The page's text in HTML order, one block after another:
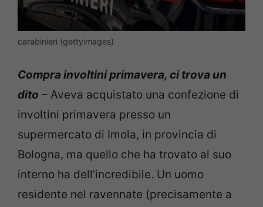
carabinieri (gettyimages)
Compra involtini primavera, ci trova un
dito – Aveva acquistato una confezione di
involtini primavera presso un
supermercato di Imola, in provincia di
Bologna, ma quello che ha trovato al suo
interno ha dell’incredibile. Un uomo
residente nel ravennate (precisamente a